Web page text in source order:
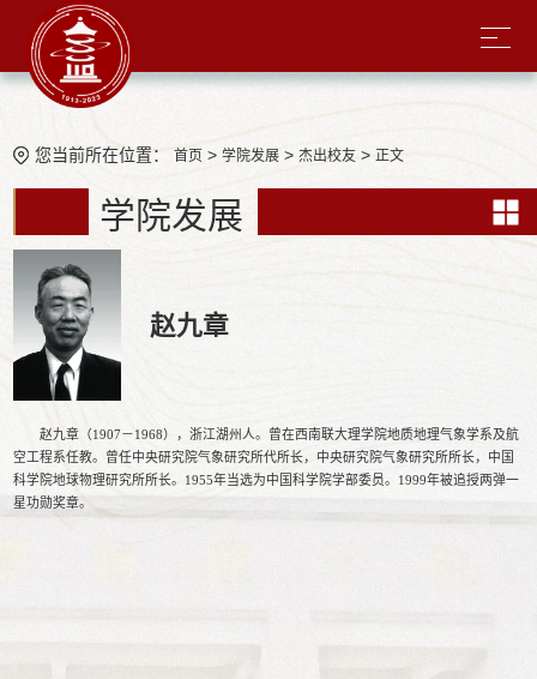
学院发展
您当前所在位置：首页 >学院发展 >杰出校友 > 正文
赵九章
赵九章（1907－1968），浙江湖州人。曾在西南联大理学院地质地理气象学系及航
空工程系任教。曾任中央研究院气象研究所代所长，中央研究院气象研究所所长，中国
科学院地球物理研究所所长。 1955年当选为中国科学院学部委员。 1999年被追授两弹一
星功勋奖章。